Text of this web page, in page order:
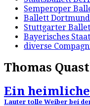
Semperoper
Ballett Dortmund
Stuttgarter
Bayerisches
diverse
Thomas
Ein
Lauter tolle Weiber bei